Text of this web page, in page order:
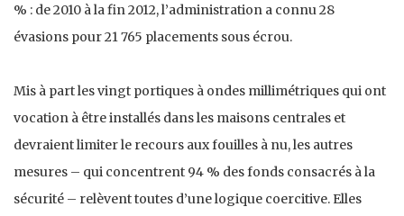
% : de 2010 à la fin 2012, l’administration a connu 28
évasions pour 21 765 placements sous écrou.
Mis à part les vingt portiques à ondes millimétriques qui ont
vocation à être installés dans les maisons centrales et
devraient limiter le recours aux fouilles à nu, les autres
mesures – qui concentrent 94 % des fonds consacrés à la
sécurité – relèvent toutes d’une logique coercitive. Elles